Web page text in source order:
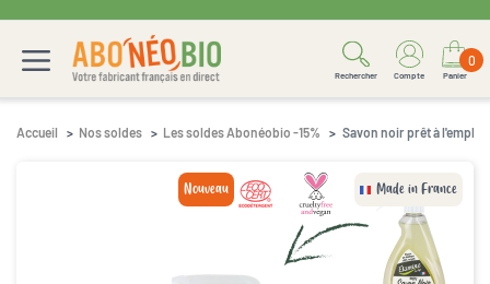
Rechercher Compte
0
Panier
Accueil Nos soldes Les soldes Abonéobio -15% Savon noir prêt à l'emploi
Made in France
Nouveau